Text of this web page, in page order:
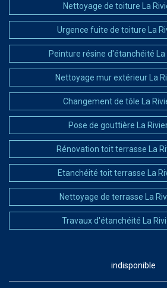
Nettoyage de toiture La
Urgence fuite de toiture La
Peinture résine d'étanchéité La
Nettoyage mur extérieur La
Changement de tôle La
Pose de gouttière La
Rénovation toit terrasse La
Etanchéité toit terrasse La
Nettoyage de terrasse La
Travaux d'étanchéité La
indisponible